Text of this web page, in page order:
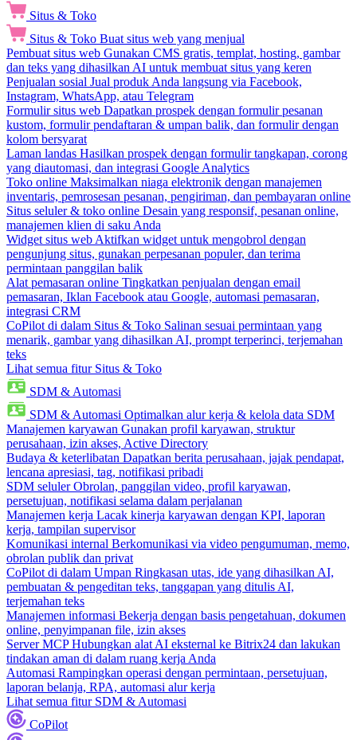
Situs & Toko
Situs & Toko Buat situs web yang menjual
Pembuat situs web Gunakan CMS gratis, templat, hosting, gambar
dan teks yang dihasilkan AI untuk membuat situs yang keren
Penjualan sosial Jual produk Anda langsung via Facebook,
Instagram, WhatsApp, atau Telegram
Formulir situs web Dapatkan prospek dengan formulir pesanan
kustom, formulir pendaftaran & umpan balik, dan formulir dengan
kolom bersyarat
Laman landas Hasilkan prospek dengan formulir tangkapan, corong
yang diautomasi, dan integrasi Google Analytics
Toko online Maksimalkan niaga elektronik dengan manajemen
inventaris, pemrosesan pesanan, pengiriman, dan pembayaran online
Situs seluler & toko online Desain yang responsif, pesanan online,
manajemen klien di saku Anda
Widget situs web Aktifkan widget untuk mengobrol dengan
pengunjung situs, gunakan perpesanan populer, dan terima
permintaan panggilan balik
Alat pemasaran online Tingkatkan penjualan dengan email
pemasaran, Iklan Facebook atau Google, automasi pemasaran,
integrasi CRM
CoPilot di dalam Situs & Toko Salinan sesuai permintaan yang
menarik, gambar yang dihasilkan AI, prompt terperinci, terjemahan
teks
Lihat semua fitur Situs & Toko
SDM & Automasi
SDM & Automasi Optimalkan alur kerja & kelola data SDM
Manajemen karyawan Gunakan profil karyawan, struktur
perusahaan, izin akses, Active Directory
Budaya & keterlibatan Dapatkan berita perusahaan, jajak pendapat,
lencana apresiasi, tag, notifikasi pribadi
SDM seluler Obrolan, panggilan video, profil karyawan,
persetujuan, notifikasi selama dalam perjalanan
Manajemen kerja Lacak kinerja karyawan dengan KPI, laporan
kerja, tampilan supervisor
Komunikasi internal Berkomunikasi via video pengumuman, memo,
obrolan publik dan privat
CoPilot di dalam Umpan Ringkasan utas, ide yang dihasilkan AI,
pembuatan & pengeditan teks, tanggapan yang ditulis AI,
terjemahan teks
Manajemen informasi Bekerja dengan basis pengetahuan, dokumen
online, penyimpanan file, izin akses
Server MCP Hubungkan alat AI eksternal ke Bitrix24 dan lakukan
tindakan aman di dalam ruang kerja Anda
Automasi Rampingkan operasi dengan permintaan, persetujuan,
laporan belanja, RPA, automasi alur kerja
Lihat semua fitur SDM & Automasi
CoPilot